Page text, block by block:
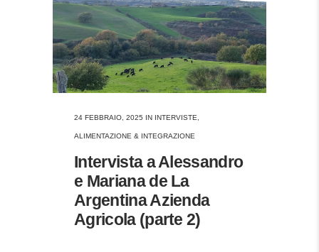
24 FEBBRAIO, 2025 IN INTERVISTE,
ALIMENTAZIONE & INTEGRAZIONE
Intervista a Alessandro
e Mariana de La
Argentina Azienda
Agricola (parte 2)